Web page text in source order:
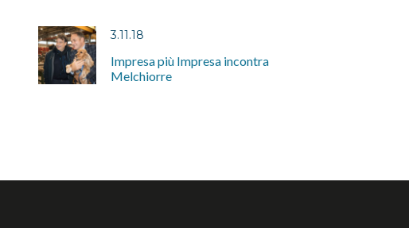
3.11.18
Impresa più Impresa incontra
Melchiorre